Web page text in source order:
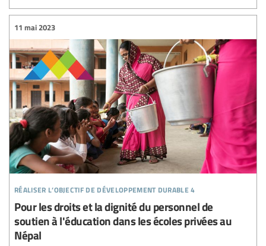
réaliser l’objectif de développement durable 4
11 mai 2023
Pour les droits et la dignité du personnel de
soutien à l'éducation dans les écoles privées au
Népal